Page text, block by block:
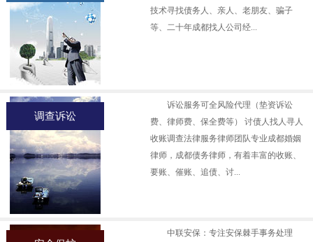
技术寻找债务人、亲人、老朋友、骗子
等、二十年成都找人公司经...
调查诉讼
诉讼服务可全风险代理（垫资诉讼
费、律师费、保全费等） 讨债人找人寻人
收账调查法律服务律师团队专业成都婚姻
律师，成都债务律师，有着丰富的收账、
要账、催账、追债、讨...
中联安保：专注安保棘手事务处理